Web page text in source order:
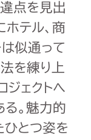
点を見出
ホテル、商
は似通って
法を練り上
ジェクトへ
。魅力的
ひとつ姿を